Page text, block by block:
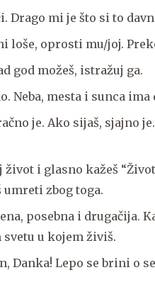
Drago mi je što si to
loše, oprosti mu/joj.
god možeš, istražuj ga.
Neba, mesta i sunca
je. Ako sijaš, sjajno
i glasno kažeš
umreti zbog toga.
posebna i drugačija.
svetu u kojem živiš.
Danka! Lepo se brini o